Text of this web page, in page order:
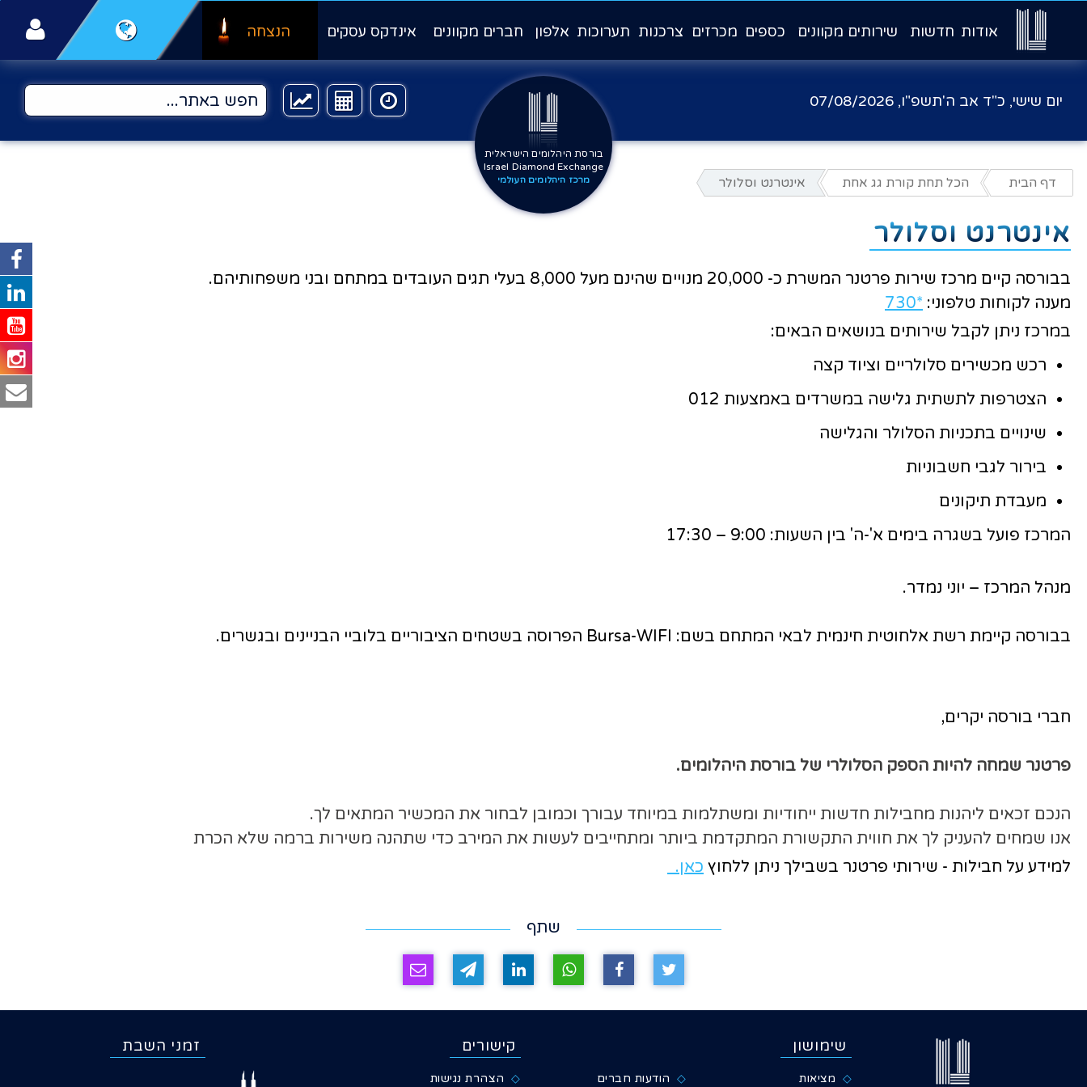
אודות חדשות שירותים מקוונים כספים מכרזים צרכנות תערוכות אלפון חברים מקוונים אינדקס עסקים הנצחה
יום שישי, כ"ד אב ה'תשפ"ו, 07/08/2026
בורסת היהלומים הישראלית
Israel Diamond Exchange
מרכז היהלומים העולמי דף הבית הכל תחת קורת גג אחת אינטרנט וסלולר
אינטרנט וסלולר
בבורסה קיים מרכז שירות פרטנר המשרת כ- 20,000 מנויים שהינם מעל 8,000 בעלי תגים העובדים במתחם ובני משפחותיהם.
מענה לקוחות טלפוני: *730
במרכז ניתן לקבל שירותים בנושאים הבאים:
רכש מכשירים סלולריים וציוד קצה
הצטרפות לתשתית גלישה במשרדים באמצעות 012
שינויים בתכניות הסלולר והגלישה
בירור לגבי חשבוניות
מעבדת תיקונים
המרכז פועל בשגרה בימים א'-ה' בין השעות: 9:00 – 17:30
מנהל המרכז – יוני נמדר.
בבורסה קיימת רשת אלחוטית חינמית לבאי המתחם בשם: Bursa-WIFI הפרוסה בשטחים הציבוריים בלוביי הבניינים ובגשרים.
חברי בורסה יקרים,
פרטנר שמחה להיות הספק הסלולרי של בורסת היהלומים.
הנכם זכאים ליהנות מחבילות חדשות ייחודיות ומשתלמות במיוחד עבורך וכמובן לבחור את המכשיר המתאים לך.
אנו שמחים להעניק לך את חווית התקשורת המתקדמת ביותר ומתחייבים לעשות את המירב כדי שתהנה משירות ברמה שלא הכרת
למידע על חבילות - שירותי פרטנר בשבילך ניתן ללחוץ כאן.
שתף
שימושון
מציאות הודעות חברים
קישורים
הצהרת נגישות
זמני השבת